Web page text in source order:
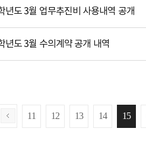
년도 3월 업무추진비 사용내역 공개
년도 3월 수의계약 공개 내역
11 12 13 14 15